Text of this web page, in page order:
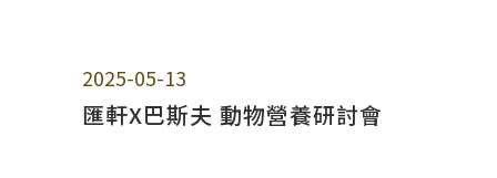
2025-05-13
匯軒X巴斯夫 動物營養研討會